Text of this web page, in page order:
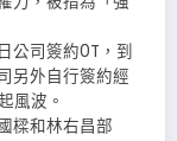
公司簽約0T，到
另外自行簽約經
風波。
樑和林右昌部